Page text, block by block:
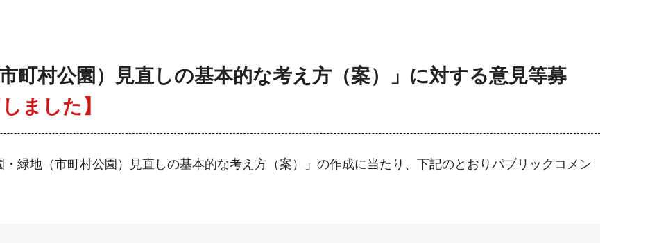
町村公園）見直しの基本的な考え方（案）」に対する意見等募
ました】
緑地（市町村公園）見直しの基本的な考え方（案）」の作成に当たり、下記のとおりパブリックコメン